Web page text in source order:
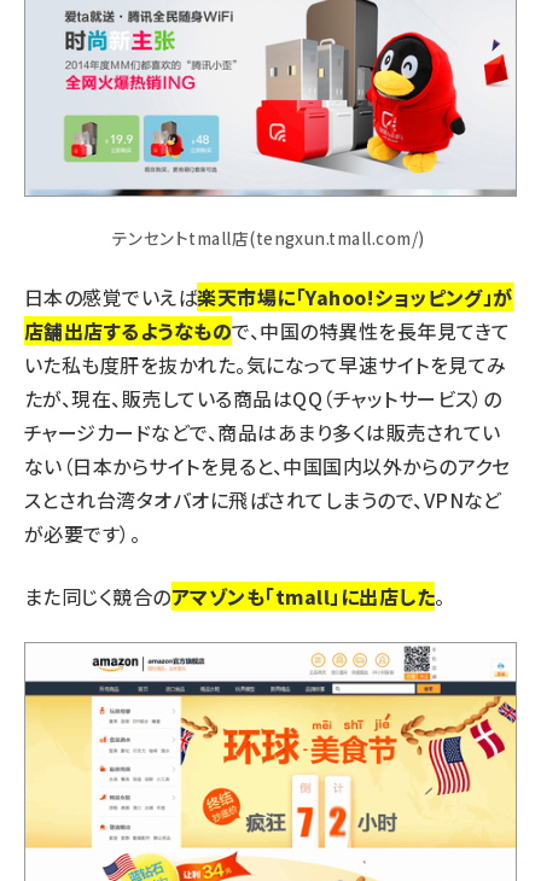
テンセントtmall店(tengxun.tmall.com/)
日本の感覚でいえば楽天市場に「Yahoo!ショッピング」が
店舗出店するようなもので、中国の特異性を長年見てきて
いた私も度肝を抜かれた。気になって早速サイトを見てみ
たが、現在、販売している商品はQQ（チャットサービス）の
チャージカードなどで、商品はあまり多くは販売されてい
ない（日本からサイトを見ると、中国国内以外からのアクセ
スとされ台湾タオバオに飛ばされてしまうので、VPNなど
が必要です）。
また同じく競合のアマゾンも「tmall」に出店した。